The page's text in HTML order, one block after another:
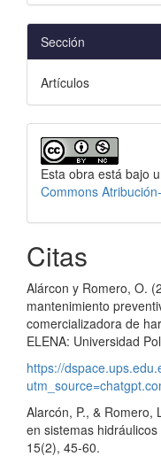
Sección
Artículos
Esta obra está bajo
Commons
Citas
Alárcon y Romero, O.
mantenimiento
comercializadora de
ELENA: Universidad
https://
Alarcón, P., & Romero,
en sistemas
15(2), 45-60.